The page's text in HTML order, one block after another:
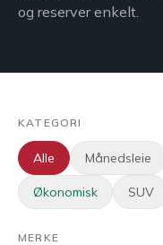
og reserver enkelt.
KATEGORI
Alle Månedsleie
Økonomisk SUV
MERKE